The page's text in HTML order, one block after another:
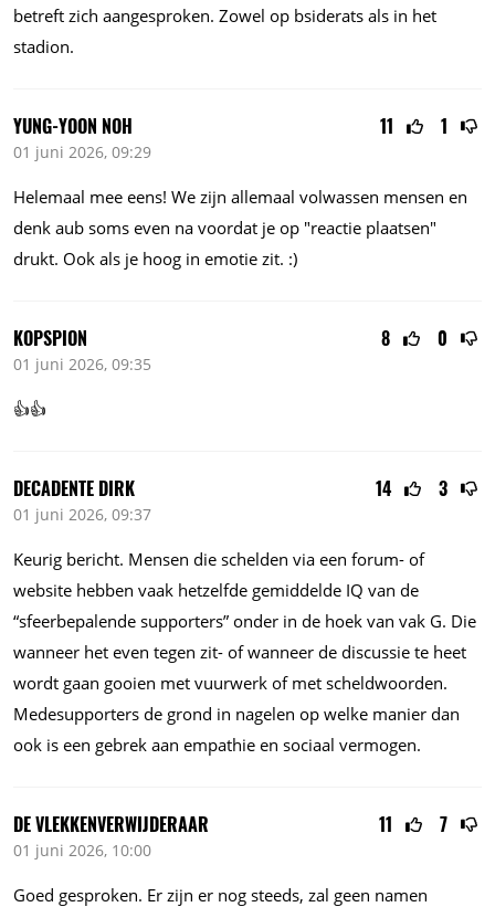
betreft zich aangesproken. Zowel op bsiderats als in het
stadion.
11 1
YUNG-YOON NOH
01 juni 2026, 09:29
Helemaal mee eens! We zijn allemaal volwassen mensen en
denk aub soms even na voordat je op "reactie plaatsen"
drukt. Ook als je hoog in emotie zit. :)
8 0
KOPSPION
01 juni 2026, 09:35
👍👍
14 3
DECADENTE DIRK
01 juni 2026, 09:37
Keurig bericht. Mensen die schelden via een forum- of
website hebben vaak hetzelfde gemiddelde IQ van de
“sfeerbepalende supporters” onder in de hoek van vak G. Die
wanneer het even tegen zit- of wanneer de discussie te heet
wordt gaan gooien met vuurwerk of met scheldwoorden.
Medesupporters de grond in nagelen op welke manier dan
ook is een gebrek aan empathie en sociaal vermogen.
11 7
DE VLEKKENVERWIJDERAAR
01 juni 2026, 10:00
Goed gesproken. Er zijn er nog steeds, zal geen namen